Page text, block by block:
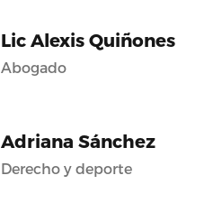
Lic Alexis Quiñones
Abogado
Adriana Sánchez
Derecho y deporte